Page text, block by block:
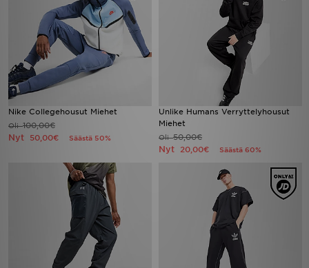
Nike Collegehousut Miehet
Oli100,00€
Nyt 50,00€ Säästä 50%
Unlike Humans Verryttelyhousut
Miehet
Oli50,00€
Nyt 20,00€ Säästä 60%